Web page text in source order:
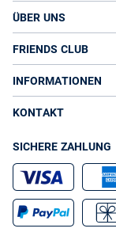
ÜBER UNS
FRIENDS CLUB
INFORMATIONEN
KONTAKT
SICHERE ZAHLUNG